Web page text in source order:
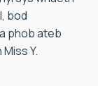
bod
phob ateb
Y.